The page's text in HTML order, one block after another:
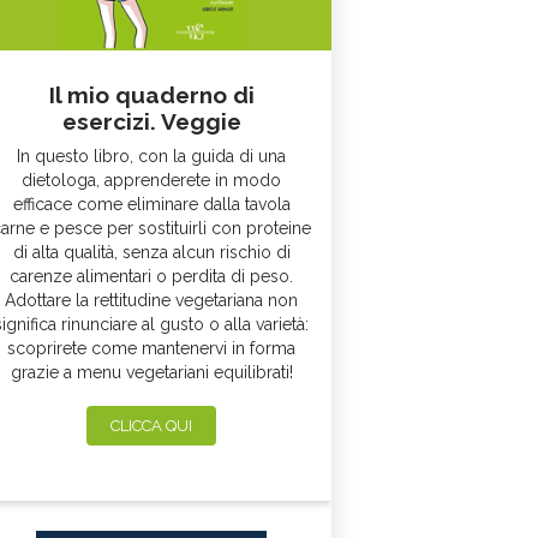
Il mio quaderno di
esercizi. Veggie
In questo libro, con la guida di una
dietologa, apprenderete in modo
efficace come eliminare dalla tavola
e pesce per sostituirli con proteine
di alta qualità, senza alcun rischio di
carenze alimentari o perdita di peso.
Adottare la rettitudine vegetariana non
rinunciare al gusto o alla varietà:
scoprirete come mantenervi in forma
grazie a menu vegetariani equilibrati!
CLICCA QUI